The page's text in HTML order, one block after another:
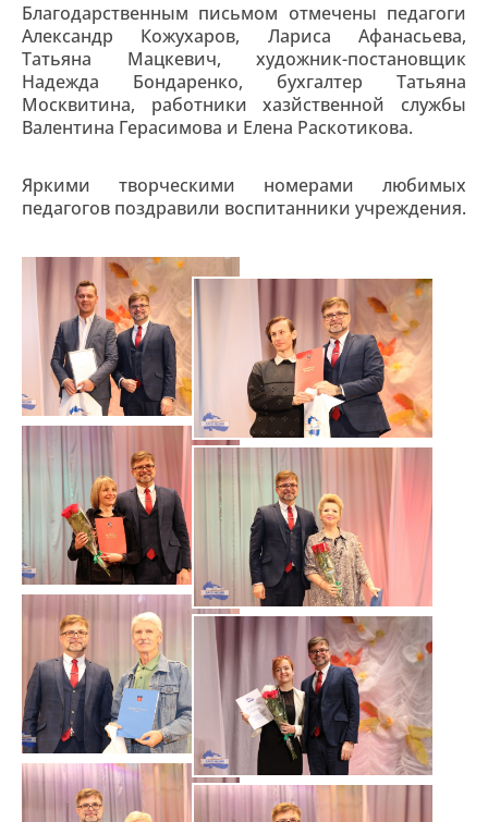
Благодарственным письмом отмечены педагоги
Александр Кожухаров, Лариса Афанасьева,
Татьяна Мацкевич, художник-постановщик
Надежда Бондаренко, бухгалтер Татьяна
Москвитина, работники хазйственной службы
Валентина Герасимова и Елена Раскотикова.
Яркими творческими номерами любимых
педагогов поздравили воспитанники учреждения.